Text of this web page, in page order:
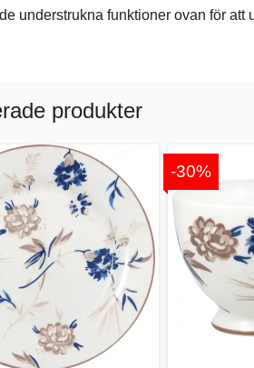
understrukna funktioner ovan för att
produkter
-30%